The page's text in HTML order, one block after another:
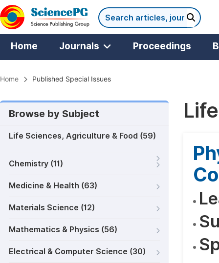
Home Journals Proceedings
Home Published Special Issues
Browse by Subject
Life Sciences, Agriculture & Food (59)
Chemistry (11)
Medicine & Health (63)
Materials Science (12)
Mathematics & Physics (56)
Electrical & Computer Science (30)